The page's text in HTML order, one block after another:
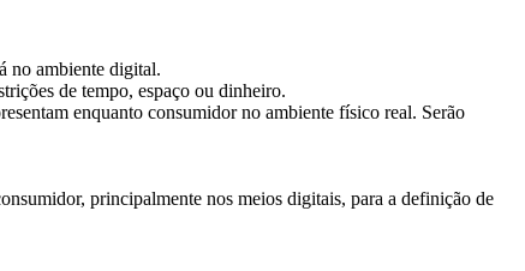
no ambiente digital.
de tempo, espaço ou dinheiro.
enquanto consumidor no ambiente físico real. Serão
principalmente nos meios digitais, para a definição de